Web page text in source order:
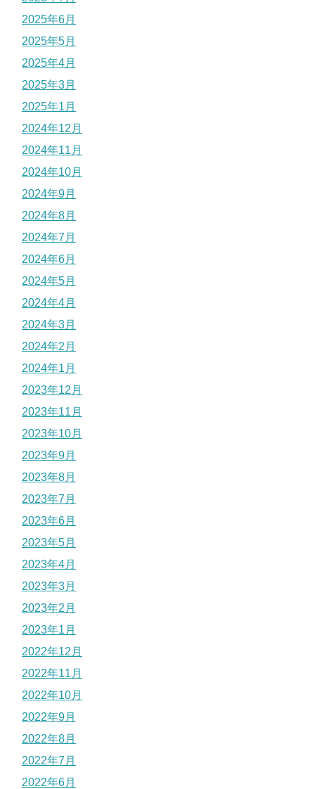
2025年6月
2025年5月
2025年4月
2025年3月
2025年1月
2024年12月
2024年11月
2024年10月
2024年9月
2024年8月
2024年7月
2024年6月
2024年5月
2024年4月
2024年3月
2024年2月
2024年1月
2023年12月
2023年11月
2023年10月
2023年9月
2023年8月
2023年7月
2023年6月
2023年5月
2023年4月
2023年3月
2023年2月
2023年1月
2022年12月
2022年11月
2022年10月
2022年9月
2022年8月
2022年7月
2022年6月